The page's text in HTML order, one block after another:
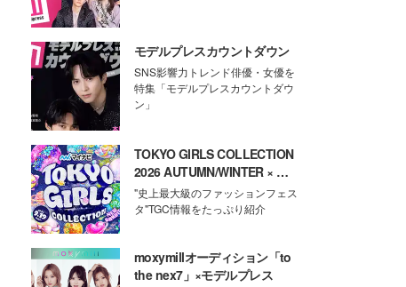
モデルプレスカウントダウン
SNS影響力トレンド俳優・女優を
特集「モデルプレスカウントダウ
ン」
TOKYO GIRLS COLLECTION
2026 AUTUMN/WINTER × モ
デルプレス
"史上最大級のファッションフェス
タ"TGC情報をたっぷり紹介
moxymillオーディション「to
the nex7」×モデルプレス